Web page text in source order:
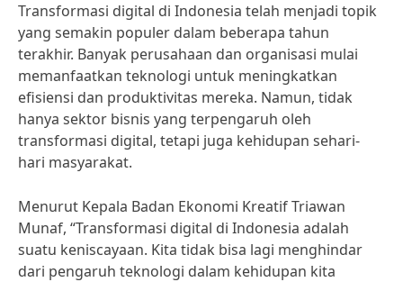
Transformasi digital di Indonesia telah menjadi topik
yang semakin populer dalam beberapa tahun
terakhir. Banyak perusahaan dan organisasi mulai
memanfaatkan teknologi untuk meningkatkan
efisiensi dan produktivitas mereka. Namun, tidak
hanya sektor bisnis yang terpengaruh oleh
transformasi digital, tetapi juga kehidupan sehari-
hari masyarakat.
Menurut Kepala Badan Ekonomi Kreatif Triawan
Munaf, “Transformasi digital di Indonesia adalah
suatu keniscayaan. Kita tidak bisa lagi menghindar
dari pengaruh teknologi dalam kehidupan kita